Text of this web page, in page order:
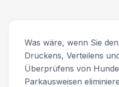
Was wäre, wenn Sie
Druckens, Verteilens
Überprüfens von
Parkausweisen